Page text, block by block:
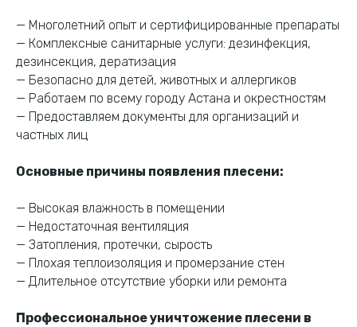
— Многолетний опыт и сертифицированные препараты
— Комплексные санитарные услуги: дезинфекция,
дезинсекция, дератизация
— Безопасно для детей, животных и аллергиков
— Работаем по всему городу Астана и окрестностям
— Предоставляем документы для организаций и
частных лиц
Основные причины появления плесени:
— Высокая влажность в помещении
— Недостаточная вентиляция
— Затопления, протечки, сырость
— Плохая теплоизоляция и промерзание стен
— Длительное отсутствие уборки или ремонта
Профессиональное уничтожение плесени в
WhatsApp
+7 (707) 166 97 80
Свяжитесь с нами по телефону или в WhatsApp